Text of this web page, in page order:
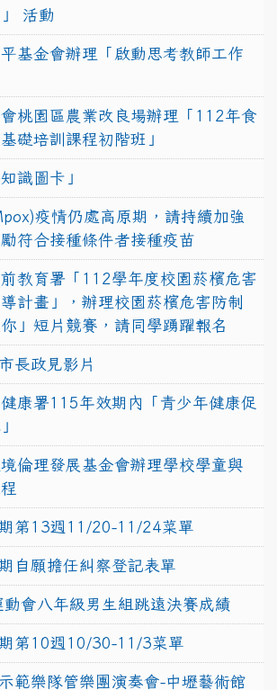
活動
基金會辦理「啟動思考教師工作
桃園區農業改良場辦理「112年食
礎培訓課程初階班」
識圖卡」
疫情仍處高原期，請持續加強
符合接種條件者接種疫苗
教育署「112學年度校園菸檳危害
計畫」，辦理校園菸檳危害防制
」短片競賽，請同學踴躍報名
長政見影片
康署115年效期內「青少年健康促
倫理發展基金會辦理學校學童與
第13週11/20-11/24菜單
自願擔任糾察登記表單
會八年級男生組跳遠決賽成績
第10週10/30-11/3菜單
範樂隊管樂團演奏會-中壢藝術館